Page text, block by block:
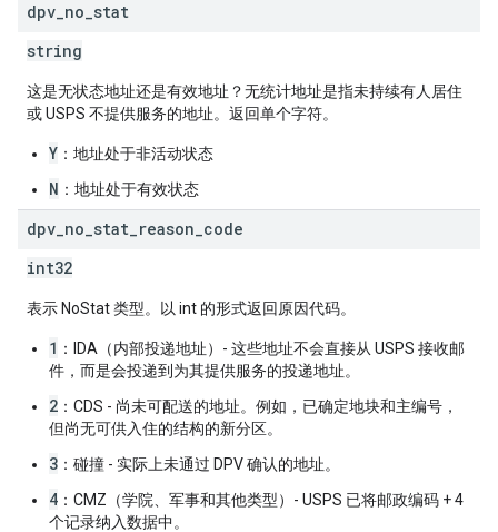
dpv no stat
string
这是无状态地址还是有效地址？无统计地址是指未持续有人居住
或 USPS 不提供服务的地址。返回单个字符。
Y ：地址处于非活动状态
N ：地址处于有效状态
dpv no stat reason code
int32
表示 NoStat 类型。以 int 的形式返回原因代码。
1 ：IDA（内部投递地址）- 这些地址不会直接从 USPS 接收邮
件，而是会投递到为其提供服务的投递地址。
2 ：CDS - 尚未可配送的地址。例如，已确定地块和主编号，
但尚无可供入住的结构的新分区。
3 ：碰撞 - 实际上未通过 DPV 确认的地址。
4 ：CMZ（学院、军事和其他类型）- USPS 已将邮政编码 + 4
个记录纳入数据中。